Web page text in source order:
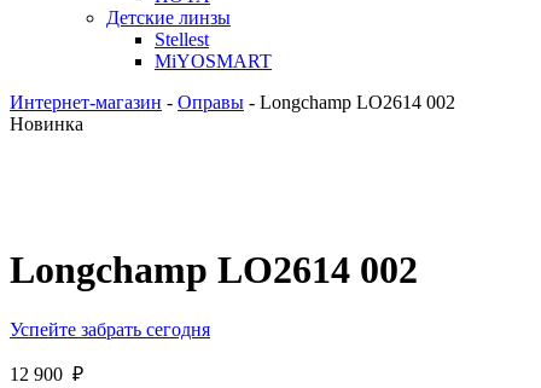
Детские линзы
Stellest
MiYOSMART
Интернет-магазин - Оправы - Longchamp LO2614 002
Новинка
Longchamp LO2614 002
Успейте забрать сегодня
12 900 ₽